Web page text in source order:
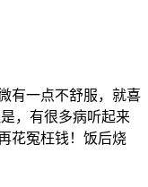
有一点不舒服，就喜
，有很多病听起来
花冤枉钱！饭后烧